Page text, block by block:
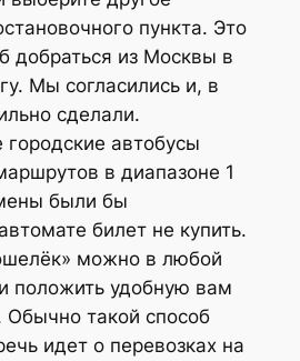
пункта. Это
добраться из Москвы в
Мы согласились и, в
сделали.
автобусы
в диапазоне 1
были бы
билет не купить.
можно в любой
положить удобную вам
Обычно такой способ
идет о перевозках на